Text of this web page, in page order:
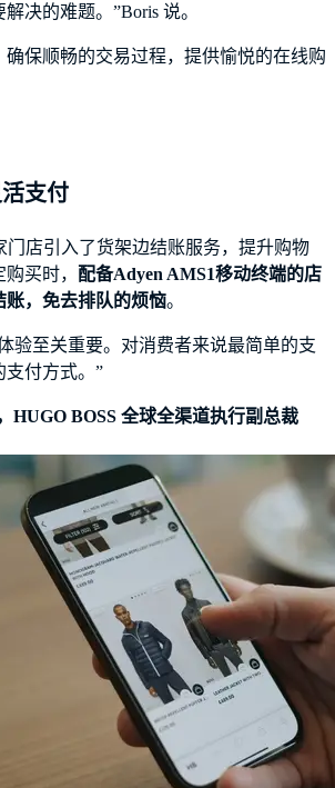
决的难题。”Boris 说。
保顺畅的交易过程，提供愉悦的在线购
支付
门店引入了货架边结账服务，提升购物
买时， 配备Adyen AMS1移动终端的店
账，免去排队的烦恼。
验至关重要。对消费者来说最简单的支
支付方式。”
HUGO BOSS 全球全渠道执行副总裁